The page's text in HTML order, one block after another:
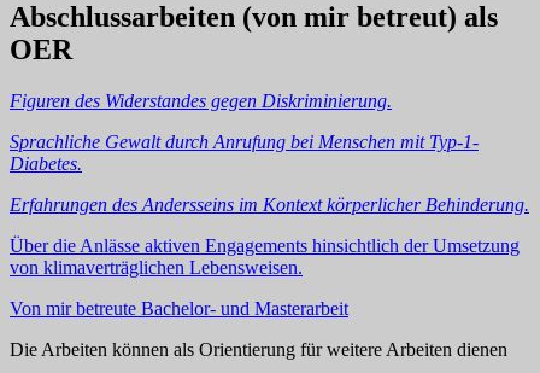
Abschlussarbeiten (von mir betreut) als
OER
Figuren des Widerstandes gegen Diskriminierung.
Sprachliche Gewalt durch Anrufung bei Menschen mit Typ-1-
Diabetes.
Erfahrungen des Andersseins im Kontext körperlicher Behinderung.
Über die Anlässe aktiven Engagements hinsichtlich der Umsetzung
von klimaverträglichen Lebensweisen.
Von mir betreute Bachelor- und Masterarbeit
Die Arbeiten können als Orientierung für weitere Arbeiten dienen